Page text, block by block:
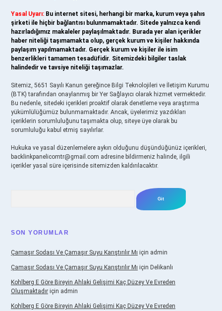
Yasal Uyarı: Bu internet sitesi, herhangi bir marka, kurum veya şahıs
şirketi ile hiçbir bağlantısı bulunmamaktadır. Sitede yalnızca kendi
hazırladığımız makaleler paylaşılmaktadır. Burada yer alan içerikler
haber niteliği taşımamakta olup, gerçek kurum ve kişiler hakkında
paylaşım yapılmamaktadır. Gerçek kurum ve kişiler ile isim
benzerlikleri tamamen tesadüfidir. Sitemizdeki bilgiler taslak
halindedir ve tavsiye niteliği taşımazlar.
Sitemiz, 5651 Sayılı Kanun gereğince Bilgi Teknolojileri ve İletişim Kurumu
(BTK) tarafından onaylanmış bir Yer Sağlayıcı olarak hizmet vermektedir.
Bu nedenle, sitedeki içerikleri proaktif olarak denetleme veya araştırma
yükümlülüğümüz bulunmamaktadır. Ancak, üyelerimiz yazdıkları
içeriklerin sorumluluğunu taşımakta olup, siteye üye olarak bu
sorumluluğu kabul etmiş sayılırlar.
Hukuka ve yasal düzenlemelere aykırı olduğunu düşündüğünüz içerikleri,
backlinkpanelicomtr@gmail.com adresine bildirmeniz halinde, ilgili
içerikler yasal süre içerisinde sitemizden kaldırılacaktır.
SON YORUMLAR
Çamaşır Sodası Ve Çamaşır Suyu Karıştırılır Mı için admin
Çamaşır Sodası Ve Çamaşır Suyu Karıştırılır Mı için Delikanlı
Kohlberg E Göre Bireyin Ahlaki Gelişimi Kaç Düzey Ve Evreden
Oluşmaktadır için admin
Kohlberg E Göre Bireyin Ahlaki Gelişimi Kaç Düzey Ve Evreden